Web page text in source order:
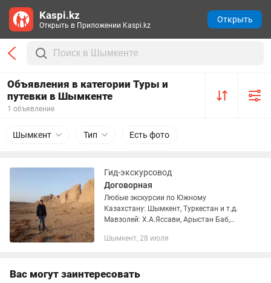
Объявления в категории Туры и
путевки в Шымкенте
1 объявление
Шымкент Тип Есть фото
Гид-экскурсовод
Договорная
Любые экскурсии по Южному
Казахстану: Шымкент, Туркестан и т.д.
Мавзолей: Х.А.Яссави, Арыстан Баб,
Ана, Байдибек Ата, Гаухар Ана и т.д.
Шымкент, 28 июля
Вас могут заинтересовать
Kaspi.kz
Открыть в Приложении Kaspi.kz
Открыть